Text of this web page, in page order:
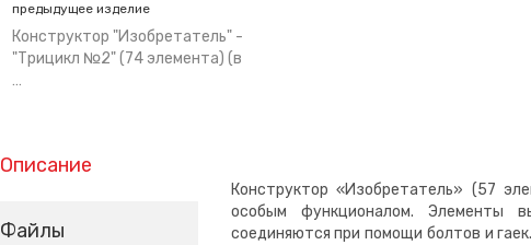
предыдущее изделие
Конструктор "Изобретатель" -
"Трицикл №2" (74 элемента) (в
…
Описание
Файлы
Конструктор «Изобретатель» (57
особым функционалом. Элементы
соединяются при помощи болтов и